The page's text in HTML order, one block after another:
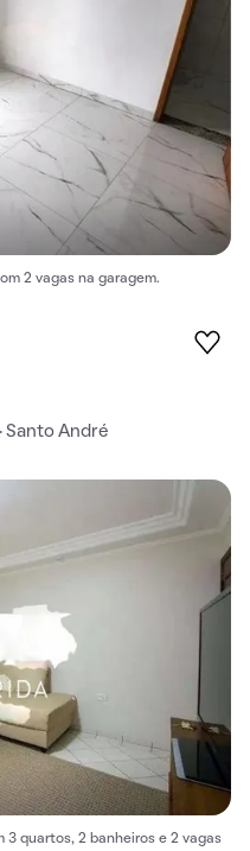
2 vagas na garagem.
Santo André
3 quartos, 2 banheiros e 2 vagas